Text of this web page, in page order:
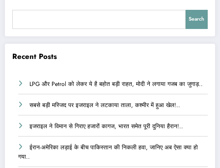
Search
Recent Posts
LPG और Petrol को लेकर ये है बहोत बड़ी राहत, मोदी ने लगाया गजब का जुगाड़..
सबसे बड़ी मस्जिद पर इजराइल ने लटकाया ताला, कश्मीर में हुआ खेल!..
इजराइल ने विमान से गिराए हजारों कागज, भारत समेत पूरी दुनिया हैरान!..
ईरान-अमेरिका लड़ाई के बीच पाकिस्तान की निकली हवा, जानिए अब ऐसा क्या हो
गया..